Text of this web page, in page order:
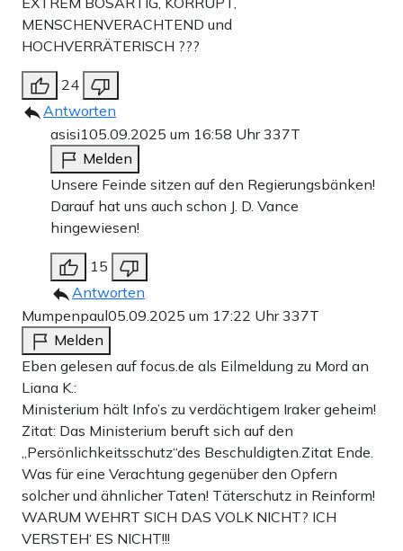
MENSCHENVERACHTEND und
HOCHVERRÄTERISCH ???
24
Antworten
asisi105.09.2025 um 16:58 Uhr337T
Melden
Unsere Feinde sitzen auf den Regierungsbänken!
Darauf hat uns auch schon J. D. Vance
hingewiesen!
15
Antworten
Mumpenpaul05.09.2025 um 17:22 Uhr337T
Melden
Eben gelesen auf focus.de als Eilmeldung zu Mord an
Liana K.:
Ministerium hält Info’s zu verdächtigem Iraker geheim!
Zitat: Das Ministerium beruft sich auf den
„Persönlichkeitsschutz“des Beschuldigten.Zitat Ende.
Was für eine Verachtung gegenüber den Opfern
solcher und ähnlicher Taten! Täterschutz in Reinform!
WARUM WEHRT SICH DAS VOLK NICHT? ICH
VERSTEH‘ ES NICHT!!!